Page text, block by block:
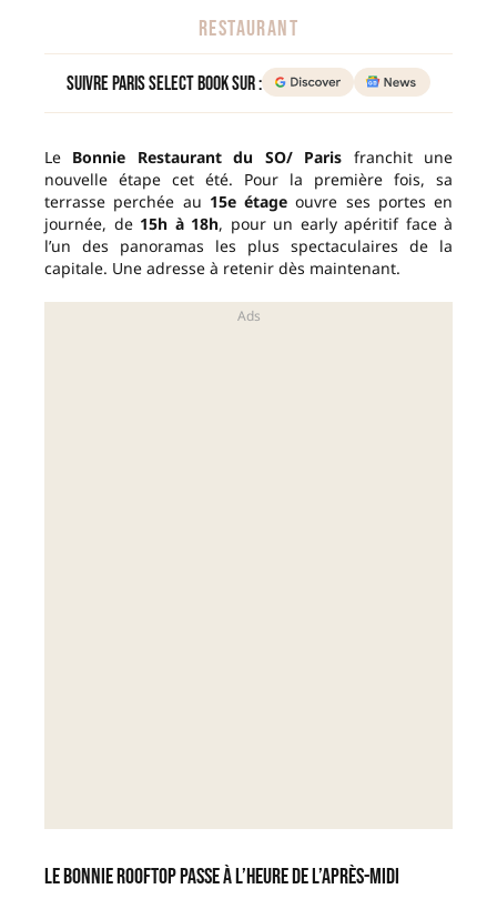
RESTAURANT
Suivre Paris Select Book sur :
Le Bonnie Restaurant du SO/ Paris franchit une
nouvelle étape cet été. Pour la première fois, sa
terrasse perchée au 15e étage ouvre ses portes en
journée, de 15h à 18h, pour un early apéritif face à
l’un des panoramas les plus spectaculaires de la
capitale. Une adresse à retenir dès maintenant.
Le Bonnie Rooftop passe à l’heure de l’après-midi